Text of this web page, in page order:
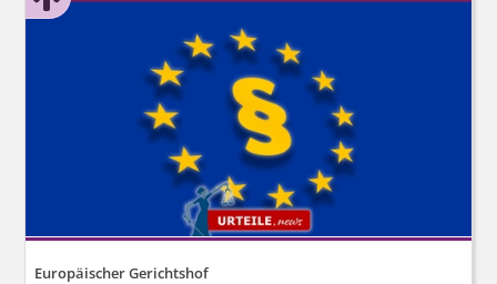
Europäischer Gerichtshof